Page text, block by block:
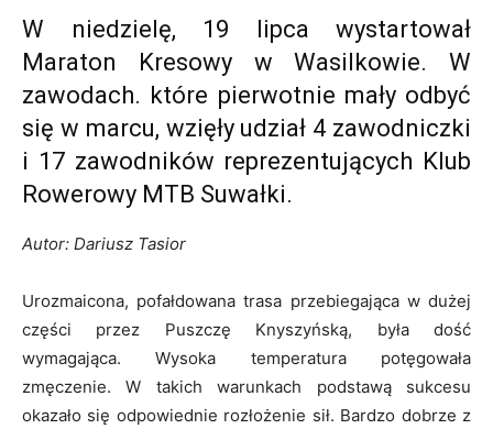
W niedzielę, 19 lipca wystartował
Maraton Kresowy w Wasilkowie. W
zawodach. które pierwotnie mały odbyć
się w marcu, wzięły udział 4 zawodniczki
i 17 zawodników reprezentujących Klub
Rowerowy MTB Suwałki.
Autor: Dariusz Tasior
Urozmaicona, pofałdowana trasa przebiegająca w dużej
części przez Puszczę Knyszyńską, była dość
wymagająca. Wysoka temperatura potęgowała
zmęczenie. W takich warunkach podstawą sukcesu
okazało się odpowiednie rozłożenie sił. Bardzo dobrze z